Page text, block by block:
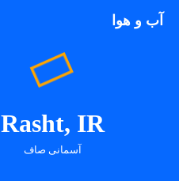
آب و هوا
Rasht, IR
آسمانی صاف